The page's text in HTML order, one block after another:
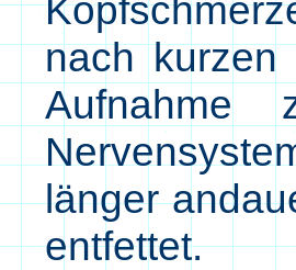
nach kurzen
Aufnahme
länger
entfettet.